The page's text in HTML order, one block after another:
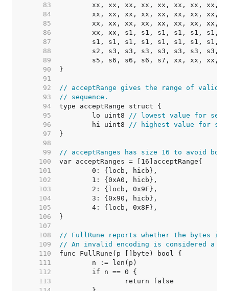
    83
xx, xx, xx, xx, xx, xx, xx, xx,
    84
xx, xx, xx, xx, xx, xx, xx, xx,
    85
xx, xx, xx, xx, xx, xx, xx, xx,
    86
xx, xx, s1, s1, s1, s1, s1, s1,
    87
s1, s1, s1, s1, s1, s1, s1, s1,
    88
s2, s3, s3, s3, s3, s3, s3, s3,
    89
s5, s6, s6, s6, s7, xx, xx, xx,
    90
    91
    92
// acceptRange gives the range of valid
    93
// sequence.
    94
    95
	lo uint8
// lowest value for
    96
	hi uint8
// highest value for
    97
    98
    99
// acceptRanges has size 16 to avoid
   100
   101
   102
   103
   104
   105
   106
   107
   108
// FullRune reports whether the bytes in
   109
// An invalid encoding is considered a
   110
   111
   112
   113